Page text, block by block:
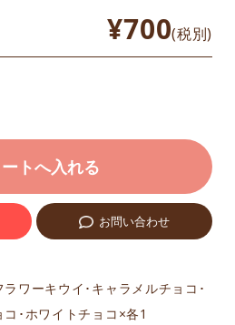
ワーキウイ･キャラメルチョコ･
･ホワイトチョコ×各1
¥700(税別)
お問い合わせ